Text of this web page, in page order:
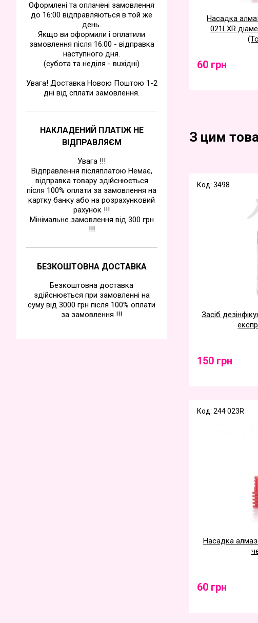
Оформлені та оплачені замовлення
до 16:00 відправляються в той же
день.
Якщо ви оформили і оплатили
замовлення після 16:00 - відправка
наступного дня.
(субота та недiля - вuхiднi)
Увага! Доставка Новою Поштою 1-2
дні від сплати замовлення.
НАКЛАДЕНИЙ ПЛАТІЖ НЕ
ВІДПРАВЛЯЄМ
Увага !!!
Відправлення післяплатою Немає,
відправка товару здійснюється
після 100% оплати за замовлення на
картку банку або на розрахунковий
рахунок !!!
Мінімальне замовлення від 300 грн
!!!
БЕЗКОШТОВНА ДОСТАВКА
Безкоштовна доставка
здійснюється при замовленні на
суму від 3000 грн після 100% оплати
за замовлення !!!
Насадка
021LXR
60 грн
З цим
Код: 3498
Засіб
150 грн
Код: 244 023R
Насадка
60 грн